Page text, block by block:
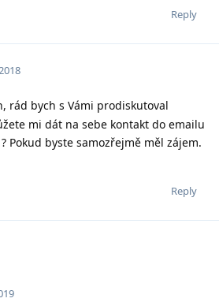
Reply
rád bych s Vámi prodiskutoval
mi dát na sebe kontakt do emailu
? Pokud byste samozřejmě měl zájem.
Reply